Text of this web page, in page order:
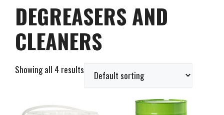
DEGREASERS AND
CLEANERS
Showing all 4 results